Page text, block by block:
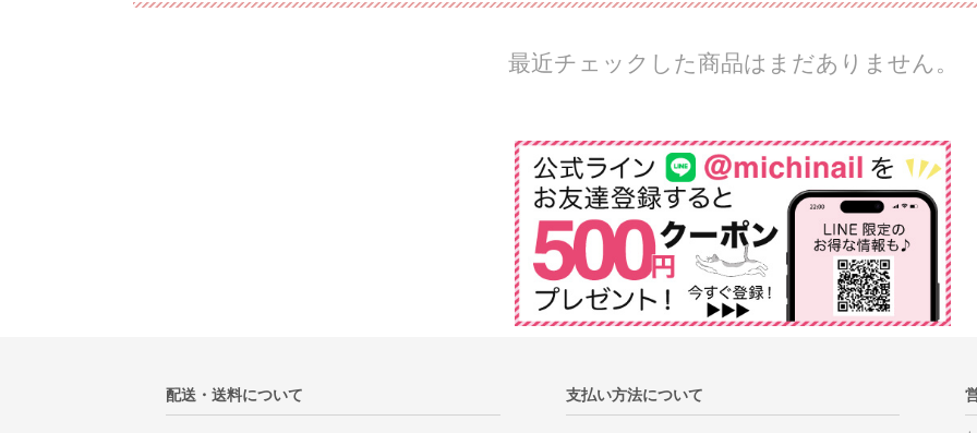
最近チェックした商品はまだありません。
配送・送料について 支払い方法について